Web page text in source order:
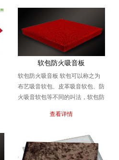
软包防火吸音板
软包防火吸音板 软包可以称之为
布艺吸音软包、皮革吸音软包、防
火吸音软包等不同的叫法，软包防
中的新型建材，他应...
查看详情